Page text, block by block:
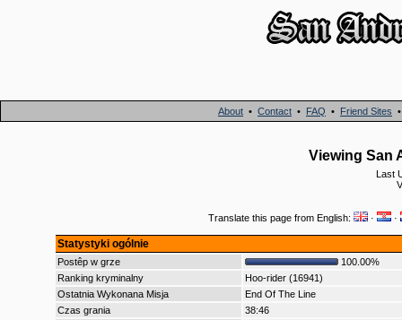
About • Contact • FAQ • Friend Sites
Viewing San
Last
Translate this page from English: · ·
Statystyki ogólnie
Postêp w grze
100.00%
Ranking kryminalny
Hoo-rider (16941)
Ostatnia Wykonana Misja
End Of The Line
Czas grania
38:46